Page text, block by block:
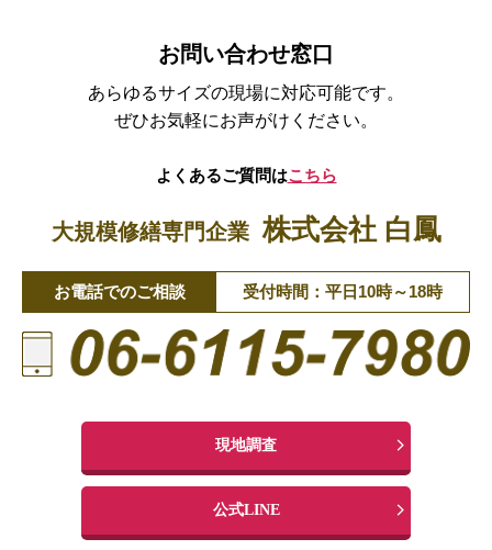
お問い合わせ窓口
あらゆるサイズの現場に対応可能です。
ぜひお気軽にお声がけください。
よくあるご質問はこちら
大規模修繕専門企業 株式会社 白鳳
お電話でのご相談 受付時間：平日10時～18時
現地調査
公式LINE